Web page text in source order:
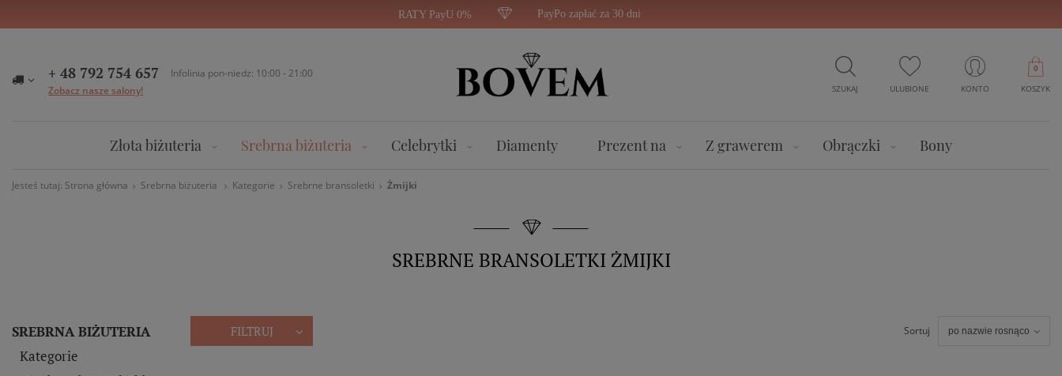
RATY PayU 0% PayPo zapłać za 30 dni
+ 48 792 754 657
Infolinia pon-niedz: 10:00 - 21:00
Zobacz nasze salony!
SZUKAJ ULUBIONE KONTO KOSZYK
0
Złota biżuteria Srebrna biżuteria Celebrytki Diamenty Prezent na Z grawerem Obrączki Bony
Jesteś tutaj: Strona główna Srebrna biżuteria Kategorie Srebrne bransoletki Żmijki
SREBRNE BRANSOLETKI ŻMIJKI
SREBRNA BIŻUTERIA
Kategorie
Sortuj po nazwie rosnąco
FILTRUJ